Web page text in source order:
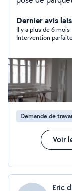
en même
électricité, tout
Dernier avis
Il y a plus de 6 mois
Intervention
Demande de
Voir
Eric